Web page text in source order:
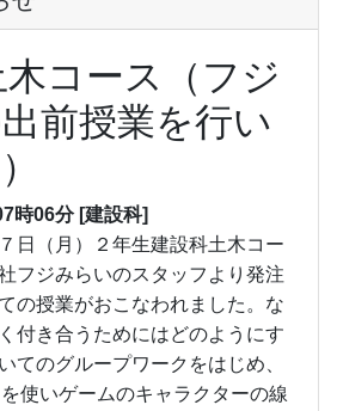
コース（フジ
前授業を行い
時06分 [建設科]
日（月）２年生建設科土木コー
フジみらいのスタッフより発注
の授業がおこなわれました。な
付き合うためにはどのようにす
てのグループワークをはじめ、
使いゲームのキャラクターの線